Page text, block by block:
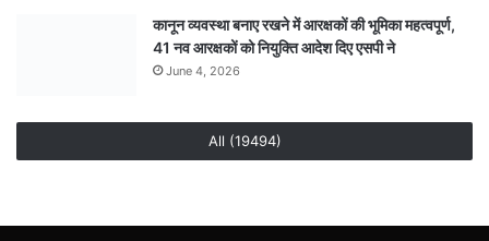
कानून व्यवस्था बनाए रखने में आरक्षकों की भूमिका महत्वपूर्ण,
41 नव आरक्षकों को नियुक्ति आदेश दिए एसपी ने
June 4, 2026
All (19494)